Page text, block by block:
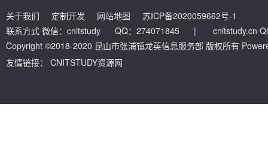
关于我们 定制开发 网站地图
苏ICP备2020059662号-1
联系方式 微信：cnitstudy QQ：274071845
|
cnitstudy.cn
Copyright ©2018-2020 昆山市张浦镇龙英信息服务部 版权所有
友情链接：
CNITSTUDY资源网